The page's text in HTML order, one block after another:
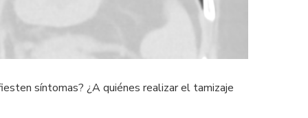
síntomas? ¿A quiénes realizar el tamizaje